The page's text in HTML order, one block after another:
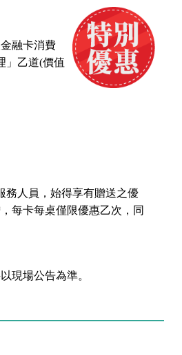
融卡消費
」乙道(價值
務人員，始得享有贈送之優
每卡每桌僅限優惠乙次，同
現場公告為準。